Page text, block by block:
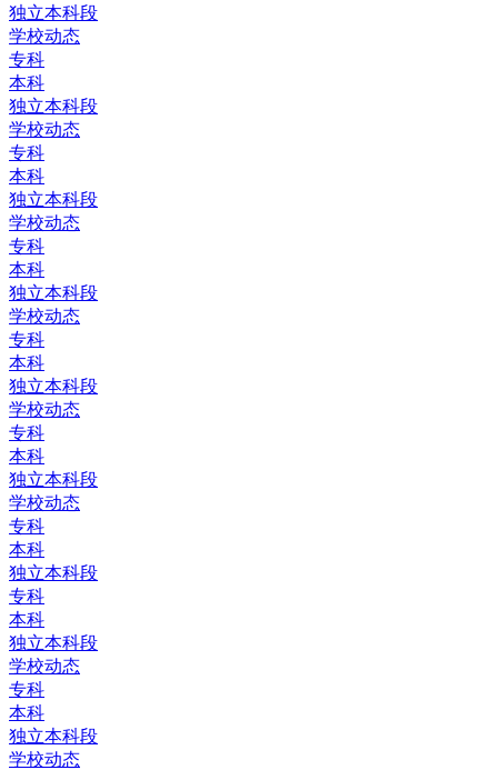
独立本科段
学校动态
专科
本科
独立本科段
学校动态
专科
本科
独立本科段
学校动态
专科
本科
独立本科段
学校动态
专科
本科
独立本科段
学校动态
专科
本科
独立本科段
学校动态
专科
本科
独立本科段
专科
本科
独立本科段
学校动态
专科
本科
独立本科段
学校动态